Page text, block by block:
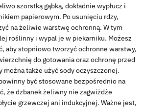
szorstką gąbką, dokładnie wypłucz i
papierowym. Po usunięciu rdzy,
na żeliwie warstwę ochronną. W tym
roślinny i wypal je w piekarniku. Możesz
aby stopniowo tworzyć ochronne warstwy,
do gotowania oraz ochronę przed
można także użyć sody oczyszczonej.
być stosowane bezpośrednio na
że dzbanek żeliwny nie zagwiżdże
grzewczej ani indukcyjnej. Ważne jest,